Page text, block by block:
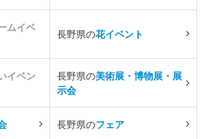
ムイベ
長野県の花イベント
イベン
長野県の美術展・博物展・展
示会
長野県のフェア